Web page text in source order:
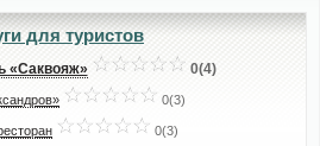
для туристов
«Саквояж» 0(4)
0(3)
0(3)